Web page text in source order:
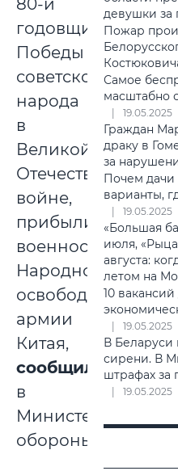
80-й
годовщины
Победы
советского
народа
в
Великой
Отечественной
войне,
прибыли
военнослужащие
Народно-
освободительной
армии
Китая,
сообщили
в
Министерстве
обороны.
девушки за
Пожар
Самое
масштабно
19.05.2025
Граждан
драку в
за
Почем дачи
варианты,
19.05.2025
«Большая
июля,
августа:
летом на
10
19.05.2025
В Беларуси
сирени. В
штрафах за
19.05.2025